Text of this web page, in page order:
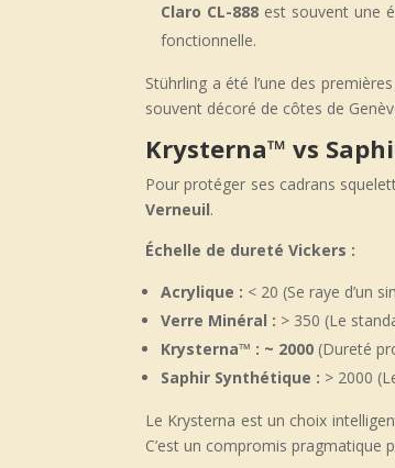
Claro CL-888est souvent une
fonctionnelle.
Stührling a été l’une des
souvent décoré de côtes de
Krysterna™ vs
Pour protéger ses cadrans
Verneuil.
Échelle de dureté Vickers :
Acrylique : < 20 (Se raye d’un
Verre Minéral : > 350 (Le
Krysterna™ : ~ 2000 (Dureté
Saphir Synthétique : > 2000
Le Krysterna est un choix
C’est un compromis